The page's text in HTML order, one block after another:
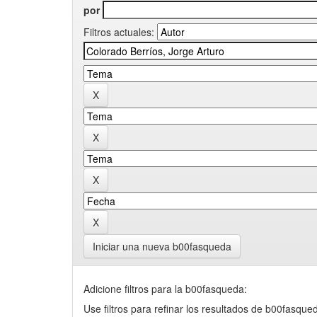
por
Filtros actuales:
Iniciar una nueva b00fasqueda
Adicione filtros para la b00fasqueda:
Use filtros para refinar los resultados de